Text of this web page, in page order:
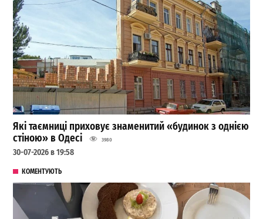
Які таємниці приховує знаменитий «будинок з однією
стіною» в Одесі
3980
30-07-2026 в 19:58
КОМЕНТУЮТЬ